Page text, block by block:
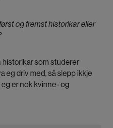
og fremst historikar eller
historikar som studerer
eg driv med, så slepp ikkje
er nok kvinne- og